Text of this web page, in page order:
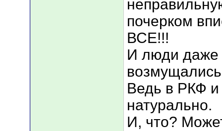
почерком
ВСЕ!!!
И люди даже
Ведь в РКФ и
натурально.
И, что?